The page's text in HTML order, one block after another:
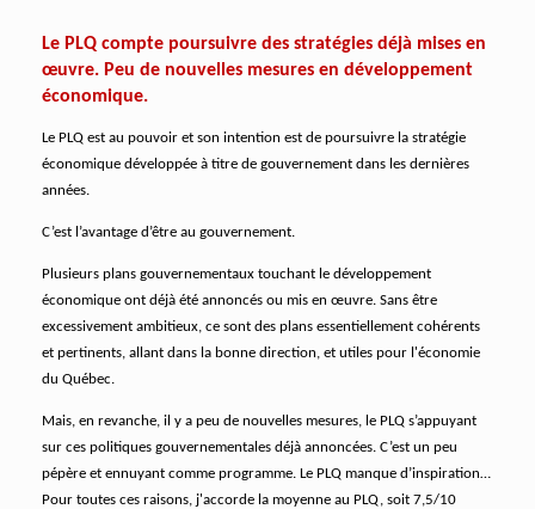
Le PLQ compte poursuivre des stratégies déjà mises en
œuvre. Peu de nouvelles mesures en développement
économique.
Le PLQ est au pouvoir et son intention est de poursuivre la stratégie
économique développée à titre de gouvernement dans les dernières
années.
C’est l’avantage d’être au gouvernement.
Plusieurs plans gouvernementaux touchant le développement
économique ont déjà été annoncés ou mis en œuvre. Sans être
excessivement ambitieux, ce sont des plans essentiellement cohérents
et pertinents, allant dans la bonne direction, et utiles pour l'économie
du Québec.
Mais, en revanche, il y a peu de nouvelles mesures, le PLQ s’appuyant
sur ces politiques gouvernementales déjà annoncées. C’est un peu
pépère et ennuyant comme programme. Le PLQ manque d’inspiration…
Pour toutes ces raisons, j'accorde la moyenne au PLQ, soit 7,5/10